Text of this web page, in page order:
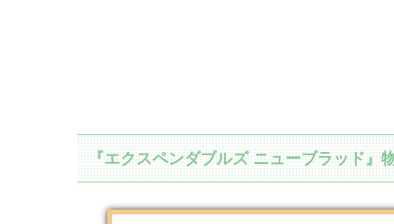
『エクスペンダブルズ ニューブラッド』